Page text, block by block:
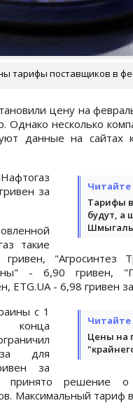
тарифы поставщиков в
цену на
Однако несколько
данные на сайтах
Тарифы
будут, а
Шмыгаль
за
такие
"Агросинтез
- 6,90
ETG.UA - 6,98 гривен
Цены на
с 1
для
за
принято решение
Максимальный тариф